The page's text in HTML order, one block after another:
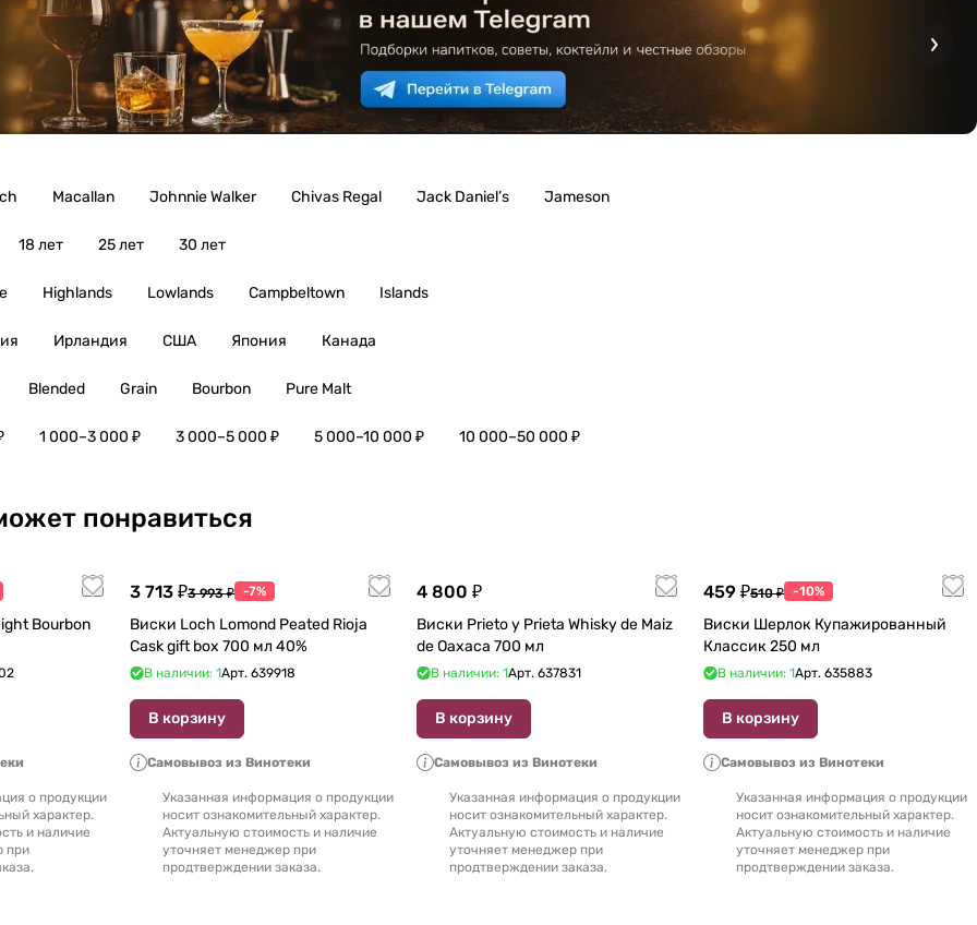
Macallan Johnnie Walker Chivas Regal Jack Daniel’s Jameson
18 лет 25 лет 30 лет
Highlands Lowlands Campbeltown Islands
Ирландия США Япония Канада
Blended Grain Bourbon Pure Malt
1 000–3 000 ₽ 3 000–5 000 ₽ 5 000–10 000 ₽ 10 000–50 000 ₽
понравиться
Bourbon
о продукции
характер.
и наличие
при
3 713 ₽3 993 ₽ -7%
Виски Loch Lomond Peated Rioja
Cask gift box 700 мл 40%
В наличии: 1Арт. 639918
В корзину
Самовывоз из Винотеки
Указанная информация о продукции
носит ознакомительный характер.
Актуальную стоимость и наличие
уточняет менеджер при
продтверждении заказа.
4 800 ₽
Виски Prieto y Prieta Whisky de Maiz
de Oaxaca 700 мл
В наличии: 1Арт. 637831
В корзину
Самовывоз из Винотеки
Указанная информация о продукции
носит ознакомительный характер.
Актуальную стоимость и наличие
уточняет менеджер при
продтверждении заказа.
459 ₽510 ₽ -10%
Виски Шерлок Купажированный
Классик 250 мл
В наличии: 1Арт. 635883
В корзину
Самовывоз из Винотеки
Указанная информация о продукции
носит ознакомительный характер.
Актуальную стоимость и наличие
уточняет менеджер при
продтверждении заказа.